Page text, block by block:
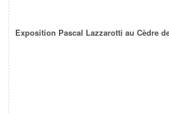
Exposition Pascal Lazzarotti au Cèdre